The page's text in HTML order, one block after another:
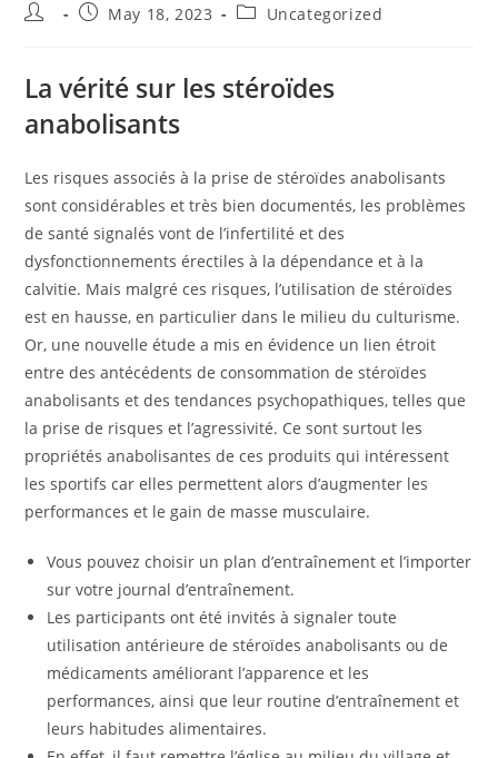
Post
PostMay 18, 2023
PostUncategorized
La vérité sur les stéroïdes
anabolisants
Les risques associés à la prise de stéroïdes anabolisants
sont considérables et très bien documentés, les problèmes
de santé signalés vont de l’infertilité et des
dysfonctionnements érectiles à la dépendance et à la
calvitie. Mais malgré ces risques, l’utilisation de stéroïdes
est en hausse, en particulier dans le milieu du culturisme.
Or, une nouvelle étude a mis en évidence un lien étroit
entre des antécédents de consommation de stéroïdes
anabolisants et des tendances psychopathiques, telles que
la prise de risques et l’agressivité. Ce sont surtout les
propriétés anabolisantes de ces produits qui intéressent
les sportifs car elles permettent alors d’augmenter les
performances et le gain de masse musculaire.
Vous pouvez choisir un plan d’entraînement et l’importer
sur votre journal d’entraînement.
Les participants ont été invités à signaler toute
utilisation antérieure de stéroïdes anabolisants ou de
médicaments améliorant l’apparence et les
performances, ainsi que leur routine d’entraînement et
leurs habitudes alimentaires.